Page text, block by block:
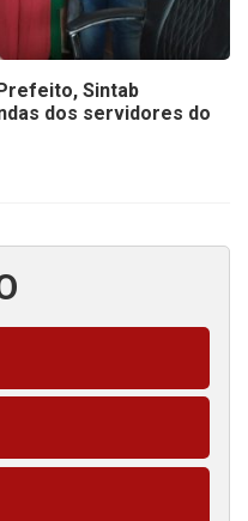
Sintab
dos servidores do